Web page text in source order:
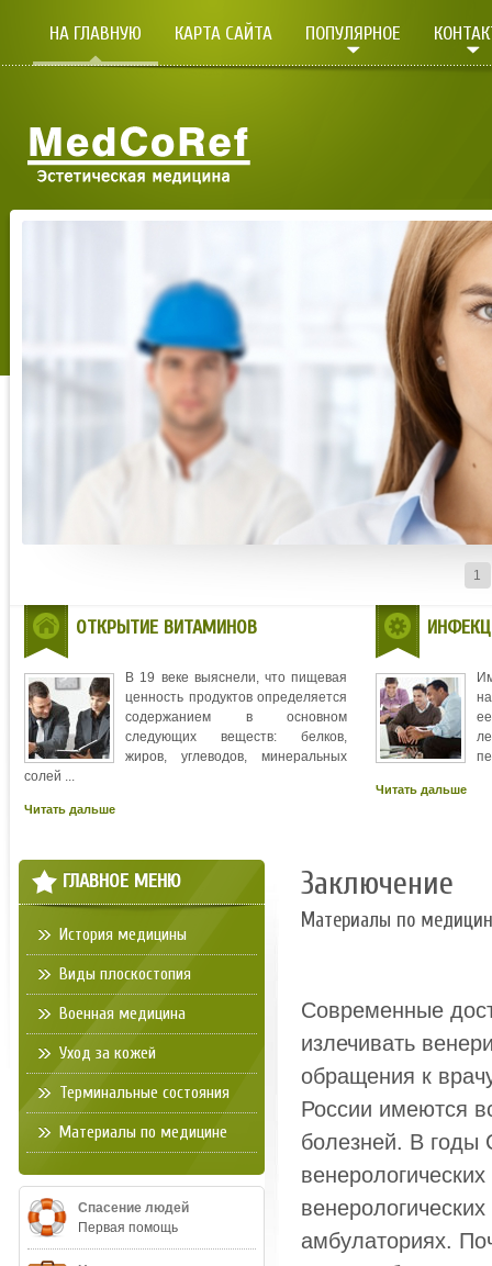
НА ГЛАВНУЮ КАРТА САЙТА ПОПУЛЯРНОЕ
1
ОТКРЫТИЕ ВИТАМИНОВ
В 19 веке выяснели, что пищевая
ценность продуктов определяется
содержанием в основном
следующих веществ: белков,
жиров, углеводов, минеральных
солей ...
Читать дальше
Читать дальше
Заключение
Материалы по
Современные
излечивать
обращения к
России имеются
болезней. В годы
амбулаториях.
ГЛАВНОЕ МЕНЮ
История медицины
Виды плоскостопия
Военная медицина
Уход за кожей
Терминальные состояния
Материалы по медицине
Спасение людей
Первая помощь